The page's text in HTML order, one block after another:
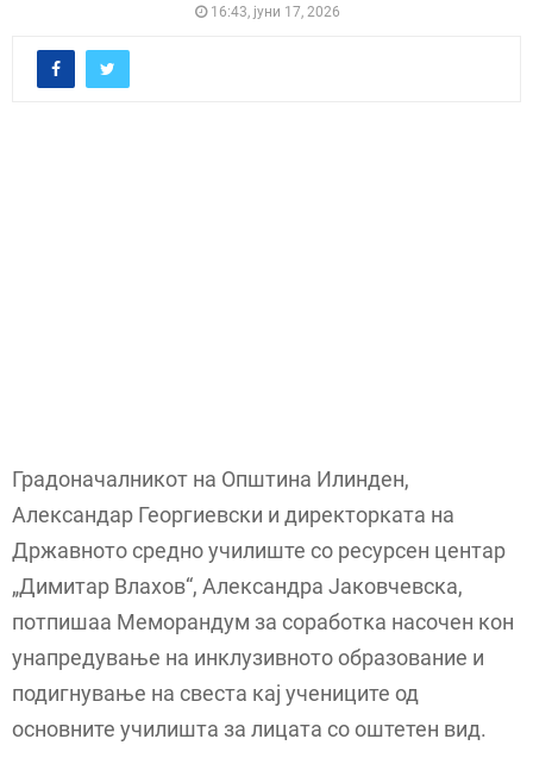
16:43, јуни 17, 2026
Градоначалникот на Општина Илинден,
Александар Георгиевски и директорката на
Државното средно училиште со ресурсен центар
„Димитар Влахов“, Александра Јаковчевска,
потпишаа Меморандум за соработка насочен кон
унапредување на инклузивното образование и
подигнување на свеста кај учениците од
основните училишта за лицата со оштетен вид.